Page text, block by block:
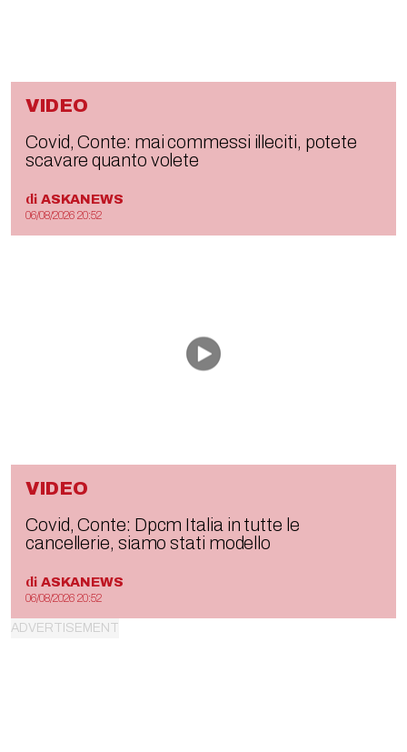
VIDEO
Covid, Conte: mai commessi illeciti, potete
scavare quanto volete
di ASKANEWS
06/08/2026 20:52
VIDEO
Covid, Conte: Dpcm Italia in tutte le
cancellerie, siamo stati modello
di ASKANEWS
06/08/2026 20:52